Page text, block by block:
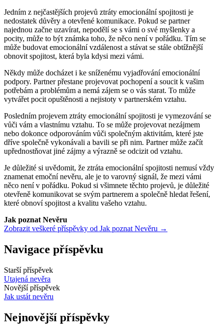
Jedním z nejčastějších projevů ztráty emocionální spojitosti je
nedostatek důvěry a otevřené komunikace. Pokud se partner
najednou začne uzavírat, nepodělí se s vámi o své myšlenky a
pocity, může to být známka toho, že něco není v pořádku. Tím se
může budovat emocionální vzdálenost a stávat se stále obtížnější
obnovit spojitost, která byla kdysi mezi vámi.
Někdy může docházet i ke sníženému vyjadřování emocionální
podpory. Partner přestane projevovat pochopení a soucit k vašim
potřebám a problémům a nemá zájem se o vás starat. To může
vytvářet pocit opuštěnosti a nejistoty v partnerském vztahu.
Posledním projevem ztráty emocionální spojitosti je vymezování se
vůči vám a vlastnímu vztahu. To se může projevovat nezájmem
nebo dokonce odporováním vůči společným aktivitám, které jste
dříve společně vykonávali a bavili se při nim. Partner může začít
upřednostňovat jiné zájmy a výrazně se odcizit od vztahu.
Je důležité si uvědomit, že ztráta emocionální spojitosti nemusí vždy
znamenat emoční nevěru, ale je to varovný signál, že mezi vámi
něco není v pořádku. Pokud si všimnete těchto projevů, je důležité
otevřeně komunikovat se svým partnerem a společně hledat řešení,
které obnoví spojitost a kvalitu vašeho vztahu.
Jak poznat Nevěru
Zobrazit veškeré příspěvky od Jak poznat Nevěru →
Navigace příspěvku
Starší příspěvek
Utajená nevěra
Novější příspěvek
Jak ustát nevěru
Nejnovější příspěvky